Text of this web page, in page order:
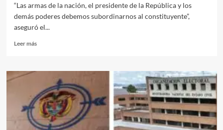
Ejército
“Las armas de la nación, el presidente de la República y los
demás poderes debemos subordinarnos al constituyente”,
aseguró el...
Leer másLeer
Poder
constituyente
avanza:
Presidente
Petro